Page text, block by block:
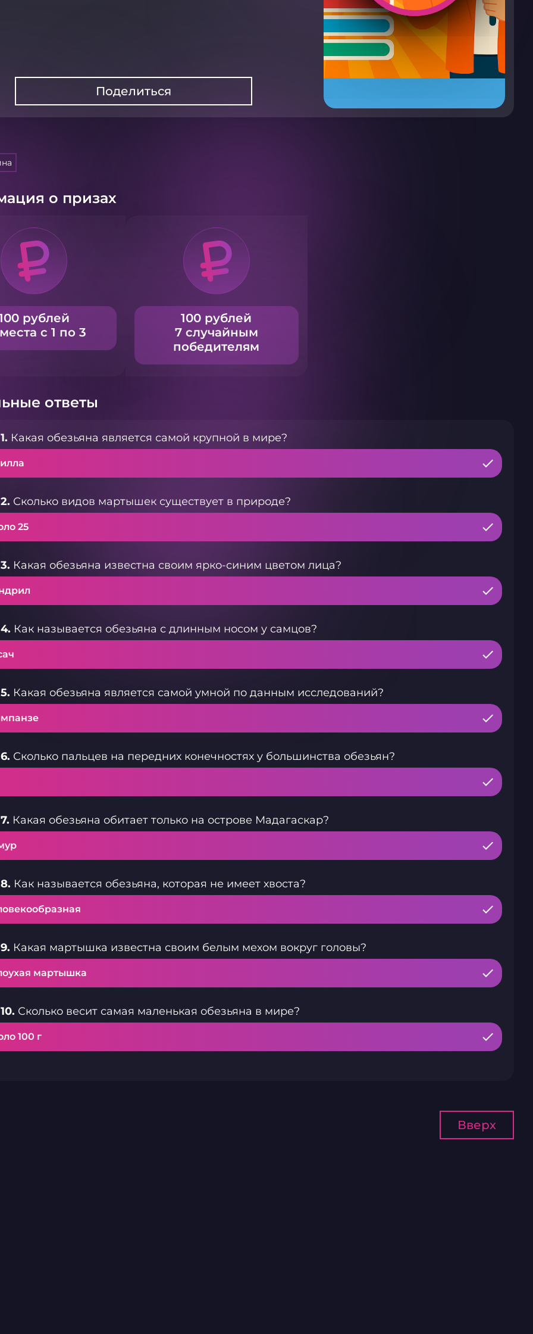
Поделиться
о призах
рублей
с 1 по 3
100 рублей
7 случайным
победителям
ответы
Какая обезьяна является самой крупной в мире?
Сколько видов мартышек существует в природе?
25
Какая обезьяна известна своим ярко-синим цветом лица?
Как называется обезьяна с длинным носом у самцов?
Какая обезьяна является самой умной по данным исследований?
Сколько пальцев на передних конечностях у большинства обезьян?
Какая обезьяна обитает только на острове Мадагаскар?
Как называется обезьяна, которая не имеет хвоста?
Какая мартышка известна своим белым мехом вокруг головы?
мартышка
Сколько весит самая маленькая обезьяна в мире?
100 г
Вверх